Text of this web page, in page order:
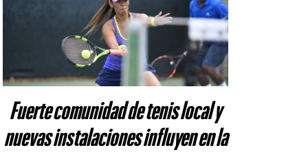
Fuerte comunidad de tenis local y
nuevas instalaciones influyen en la